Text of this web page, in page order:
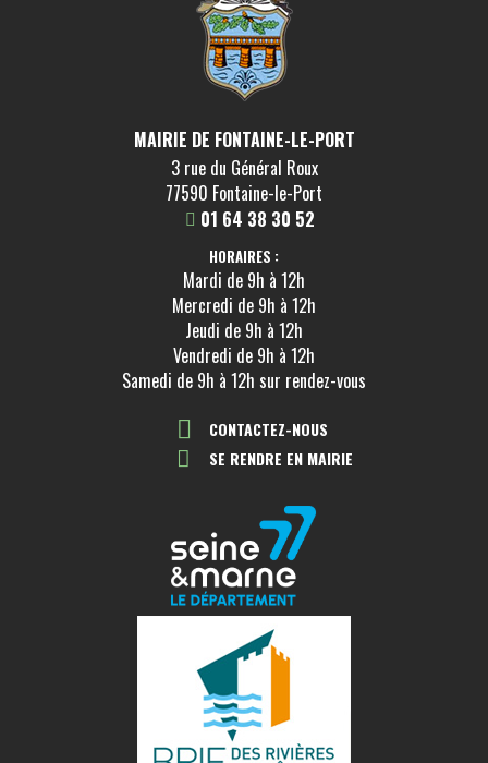
MAIRIE DE FONTAINE-LE-PORT
3 rue du Général Roux
77590 Fontaine-le-Port
01 64 38 30 52
HORAIRES :
Mardi de 9h à 12h
Mercredi de 9h à 12h
Jeudi de 9h à 12h
Vendredi de 9h à 12h
Samedi de 9h à 12h sur rendez-vous
CONTACTEZ-NOUS
SE RENDRE EN MAIRIE